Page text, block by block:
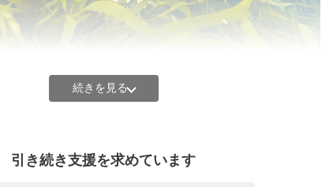
らすということは収入を減らすことになるかもしれな
この決断は決して簡単なものではありませんでした。
、なんと驚くべきことに震災のあったその年の冬に
まで大きく育ったのです。
海藻の森は、国際的にも貴重であると評価されています
続きを見る
引き続き支援を求めています